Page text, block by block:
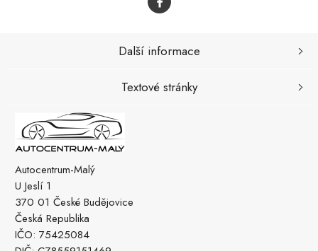
Autocentrum-Malý
U Jeslí 1
370 01 České Budějovice
Česká Republika
IČO: 75425084
Další informace
Textové stránky